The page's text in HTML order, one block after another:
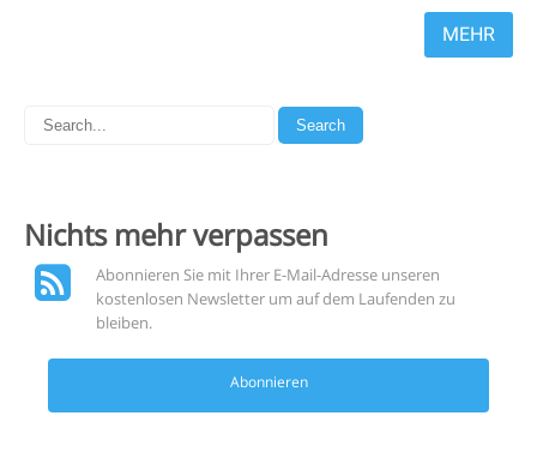
MEHR
Nichts mehrverpassen
Abonnieren Sie mit Ihrer E-Mail-Adresse unseren
kostenlosen Newsletter um auf dem Laufenden zu
bleiben.
Abonnieren